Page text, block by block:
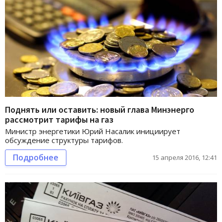
Поднять или оставить: новый глава Минэнерго
рассмотрит тарифы на газ
Министр энергетики Юрий Насалик инициирует
обсуждение структуры тарифов.
Подробнее 15 апреля 2016, 12:41